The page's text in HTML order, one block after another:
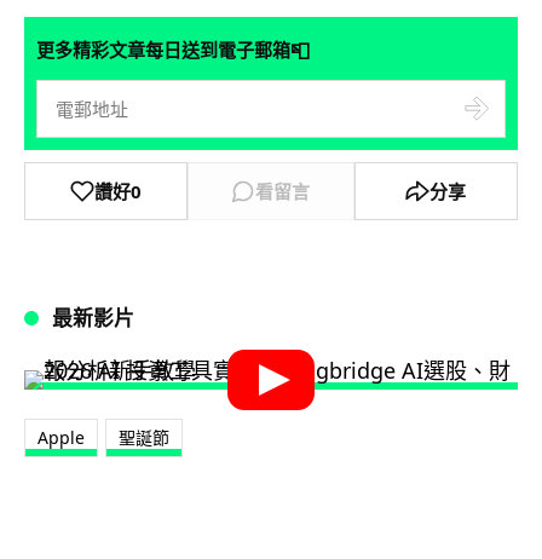
更多精彩文章每日送到電子郵箱📮
讚好0 看留言 分享
最新影片
Apple 聖誕節